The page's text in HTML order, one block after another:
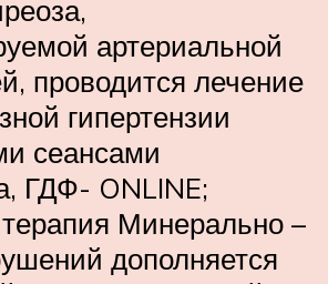
артериальной
проводится лечение
гипертензии
сеансами
ГДФ- ONLINE;
Минерально –
дополняется